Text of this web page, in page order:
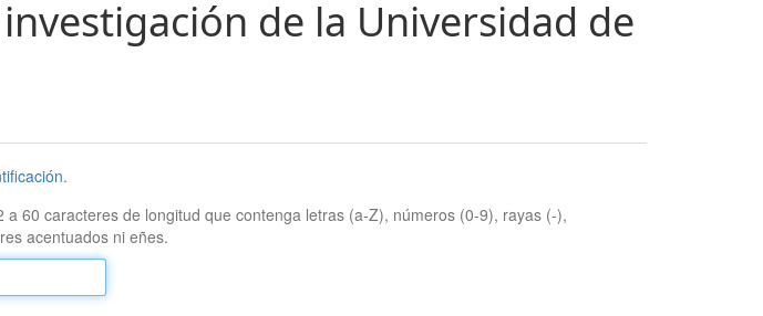
de la Universidad de
.
60 caracteres de longitud que contenga letras (a-Z), números (0-9), rayas (-),
acentuados ni eñes.